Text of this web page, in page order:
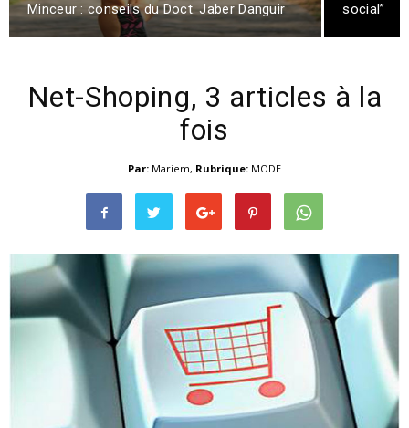
Minceur : conseils du Doct. Jaber Danguir
social”
Net-Shoping, 3 articles à la
fois
Par: Mariem, Rubrique: MODE